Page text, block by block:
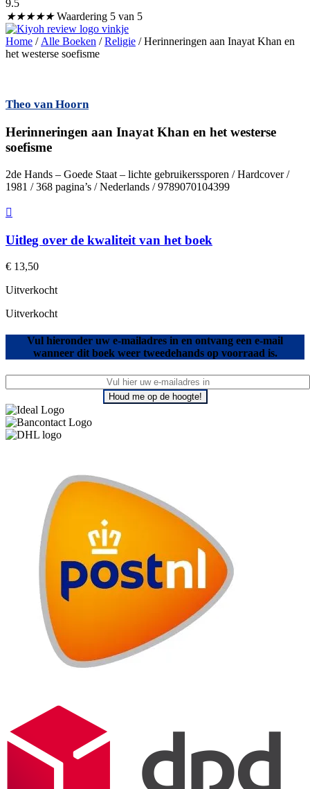
9.5
★★★★★ Waardering 5 van 5
Home / Alle Boeken /Religie / Herinneringen aan Inayat Khan en
het westerse soefisme
Theo van Hoorn
Herinneringen aan Inayat Khan en het westerse
soefisme
2de Hands – Goede Staat – lichte gebruikerssporen / Hardcover /
1981 / 368 pagina’s / Nederlands / 9789070104399
Uitleg over de kwaliteit van het boek
€ 13,50
Uitverkocht
Uitverkocht
Vul hieronder uw e-mailadres in en ontvang een e-mail
wanneer dit boek weer tweedehands op voorraad is.
Houd me op de hoogte!